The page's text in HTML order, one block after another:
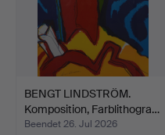
BENGT LINDSTRÖM.
Komposition, Farblithogra…
Beendet 26. Jul 2026